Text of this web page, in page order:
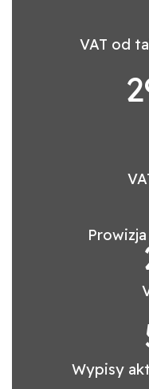
VAT od
Wypisy